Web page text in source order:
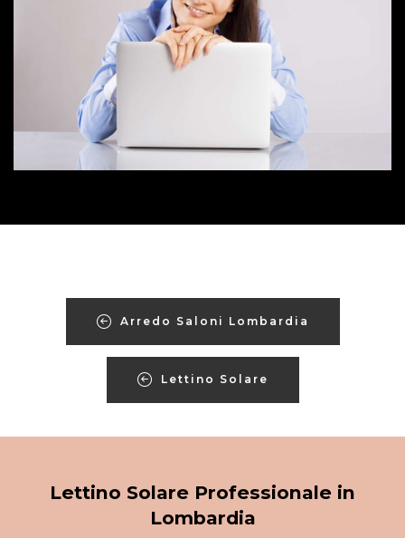
Arredo Saloni Lombardia
Lettino Solare
Lettino Solare Professionale in
Lombardia